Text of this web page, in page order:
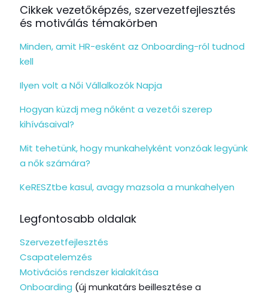
Cikkek vezetőképzés, szervezetfejlesztés
és motiválás témakörben
Minden, amit HR-esként az Onboarding-ról tudnod
kell
Ilyen volt a Női Vállalkozók Napja
Hogyan küzdj meg nőként a vezetői szerep
kihívásaival?
Mit tehetünk, hogy munkahelyként vonzóak legyünk
a nők számára?
KeRESZtbe kasul, avagy mazsola a munkahelyen
Legfontosabb oldalak
Szervezetfejlesztés
Csapatelemzés
Motivációs rendszer kialakítása
Onboarding (új munkatárs beillesztése a